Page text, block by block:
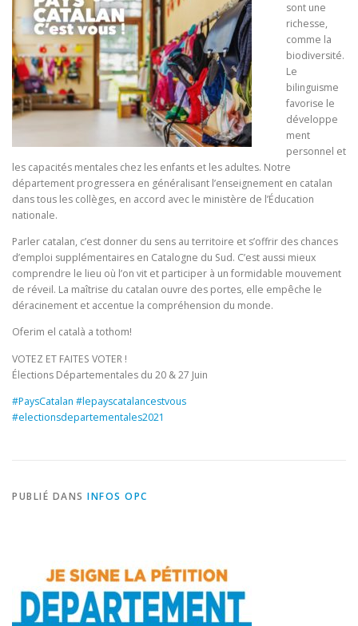
sont une
richesse,
comme la
biodiversité.
Le
bilinguisme
favorise le
développe
ment
personnel et
les capacités mentales chez les enfants et les adultes. Notre
département progressera en généralisant l’enseignement en catalan
dans tous les collèges, en accord avec le ministère de l’Éducation
nationale.
Parler catalan, c’est donner du sens au territoire et s’offrir des chances
d’emploi supplémentaires en Catalogne du Sud. C’est aussi mieux
comprendre le lieu où l’on vit et participer à un formidable mouvement
de réveil. La maîtrise du catalan ouvre des portes, elle empêche le
déracinement et accentue la compréhension du monde.
Oferim el català a tothom!
VOTEZ ET FAITES VOTER !
Élections Départementales du 20 & 27 Juin
#PaysCatalan #lepayscatalancestvous
#electionsdepartementales2021
PUBLIÉ DANS INFOS OPC